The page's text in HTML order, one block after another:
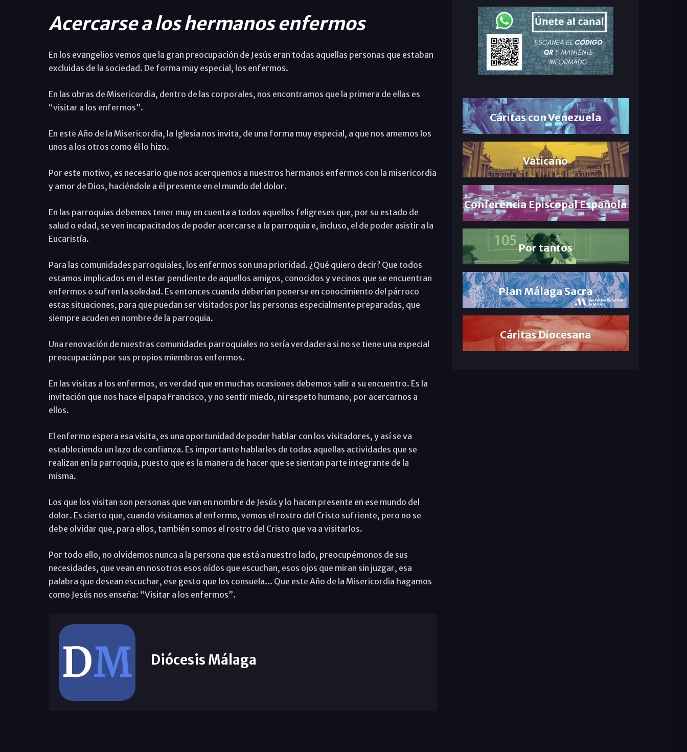
Acercarse a los hermanos enfermos
En los evangelios vemos que la gran preocupación de Jesús eran todas aquellas personas que estaban
excluidas de la sociedad. De forma muy especial, los enfermos.
En las obras de Misericordia, dentro de las corporales, nos encontramos que la primera de ellas es
“visitar a los enfermos”.
En este Año de la Misericordia, la Iglesia nos invita, de una forma muy especial, a que nos amemos los
unos a los otros como él lo hizo.
Por este motivo, es necesario que nos acerquemos a nuestros hermanos enfermos con la misericordia
y amor de Dios, haciéndole a él presente en el mundo del dolor.
En las parroquias debemos tener muy en cuenta a todos aquellos feligreses que, por su estado de
salud o edad, se ven incapacitados de poder acercarse a la parroquia e, incluso, el de poder asistir a la
Eucaristía.
Para las comunidades parroquiales, los enfermos son una prioridad. ¿Qué quiero decir? Que todos
estamos implicados en el estar pendiente de aquellos amigos, conocidos y vecinos que se encuentran
enfermos o sufren la soledad. Es entonces cuando deberían ponerse en conocimiento del párroco
estas situaciones, para que puedan ser visitados por las personas especialmente preparadas, que
siempre acuden en nombre de la parroquia.
Una renovación de nuestras comunidades parroquiales no sería verdadera si no se tiene una especial
preocupación por sus propios miembros enfermos.
En las visitas a los enfermos, es verdad que en muchas ocasiones debemos salir a su encuentro. Es la
invitación que nos hace el papa Francisco, y no sentir miedo, ni respeto humano, por acercarnos a
ellos.
El enfermo espera esa visita, es una oportunidad de poder hablar con los visitadores, y así se va
estableciendo un lazo de confianza. Es importante hablarles de todas aquellas actividades que se
realizan en la parroquia, puesto que es la manera de hacer que se sientan parte integrante de la
misma.
Los que los visitan son personas que van en nombre de Jesús y lo hacen presente en ese mundo del
dolor. Es cierto que, cuando visitamos al enfermo, vemos el rostro del Cristo sufriente, pero no se
debe olvidar que, para ellos, también somos el rostro del Cristo que va a visitarlos.
Por todo ello, no olvidemos nunca a la persona que está a nuestro lado, preocupémonos de sus
necesidades, que vean en nosotros esos oídos que escuchan, esos ojos que miran sin juzgar, esa
palabra que desean escuchar, ese gesto que los consuela... Que este Año de la Misericordia hagamos
como Jesús nos enseña: “Visitar a los enfermos”.
Diócesis Málaga
Cáritas con Venezuela
Vaticano
Conferencia Episcopal Española
Por tantos
Plan Málaga Sacra
Cáritas Diocesana